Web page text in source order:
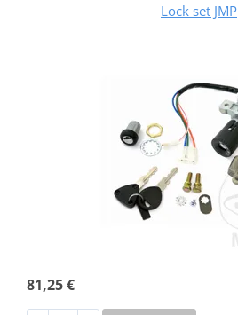
Lock set JMP
81,25 €